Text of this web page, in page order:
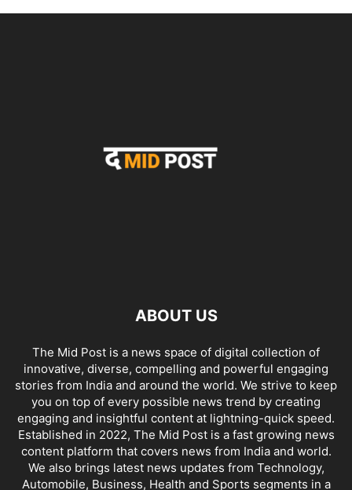
ABOUT US
The Mid Post is a news space of digital collection of
innovative, diverse, compelling and powerful engaging
stories from India and around the world. We strive to keep
you on top of every possible news trend by creating
engaging and insightful content at lightning-quick speed.
Established in 2022, The Mid Post is a fast growing news
content platform that covers news from India and world.
We also brings latest news updates from Technology,
Automobile, Business, Health and Sports segments in a